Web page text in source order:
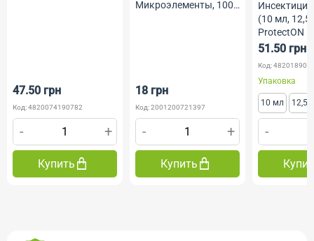
47.50 грн
Код: 4820074190782
- +
Купить
Микроэлементы, 100
18 грн
Код: 2001200721397
- +
Купить
(10 мл, 12,5
ProtectON
51.50 грн
Код:
Упаковка
10 мл 12,5
-